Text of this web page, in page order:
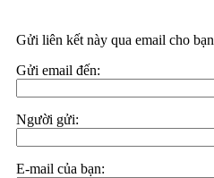
Gửi liên kết này qua email cho bạn
Gửi email đến:
Người gửi:
E-mail của bạn: